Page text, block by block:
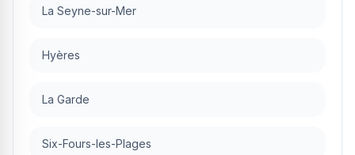
La Seyne-sur-Mer
Hyères
La Garde
Six-Fours-les-Plages